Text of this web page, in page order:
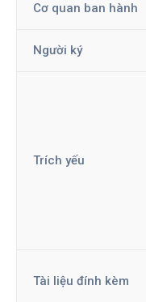
Cơ quan ban hành
Người ký
Trích yếu
Tài liệu đính kèm